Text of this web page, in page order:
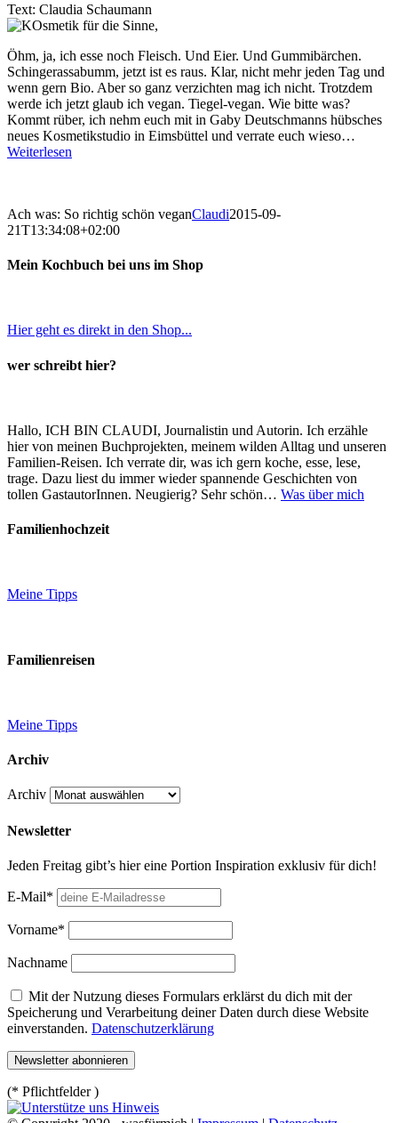
Text: Claudia Schaumann
Öhm, ja, ich esse noch Fleisch. Und Eier. Und Gummibärchen.
Schingerassabumm, jetzt ist es raus. Klar, nicht mehr jeden Tag und
wenn gern Bio. Aber so ganz verzichten mag ich nicht. Trotzdem
werde ich jetzt glaub ich vegan. Tiegel-vegan. Wie bitte was?
Kommt rüber, ich nehm euch mit in Gaby Deutschmanns hübsches
neues Kosmetikstudio in Eimsbüttel und verrate euch wieso…
Weiterlesen
Ach was: So richtig schön veganClaudi2015-09-
21T13:34:08+02:00
Mein Kochbuch bei uns im Shop
Hier geht es direkt in den Shop...
wer schreibt hier?
Hallo, ICH BIN CLAUDI, Journalistin und Autorin. Ich erzähle
hier von meinen Buchprojekten, meinem wilden Alltag und unseren
Familien-Reisen. Ich verrate dir, was ich gern koche, esse, lese,
trage. Dazu liest du immer wieder spannende Geschichten von
tollen GastautorInnen. Neugierig? Sehr schön… Was über mich
Familienhochzeit
Meine Tipps
Familienreisen
Meine Tipps
Archiv
Archiv
Newsletter
Jeden Freitag gibt’s hier eine Portion Inspiration exklusiv für dich!
E-Mail*
Vorname*
Nachname
Mit der Nutzung dieses Formulars erklärst du dich mit der
Speicherung und Verarbeitung deiner Daten durch diese Website
einverstanden. Datenschutzerklärung
(* Pflichtfelder )